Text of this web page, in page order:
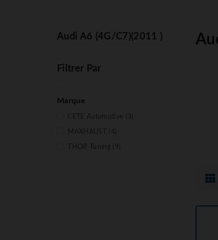
Audi A6 (4G/C7)(2011 )
Filtrer Par
Marque
CETE Automotive (3)
MAXHAUST (4)
THOR Tuning (9)